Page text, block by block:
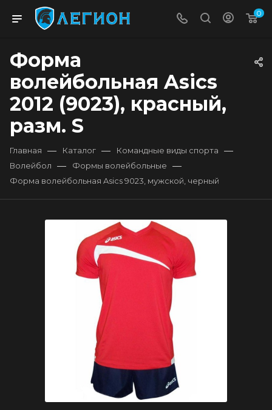
0
Форма
волейбольная Asics
2012 (9023), красный,
разм. S
Главная — Каталог — Командные виды спорта —
Волейбол — Формы волейбольные —
Форма волейбольная Asics 9023, мужской, черный